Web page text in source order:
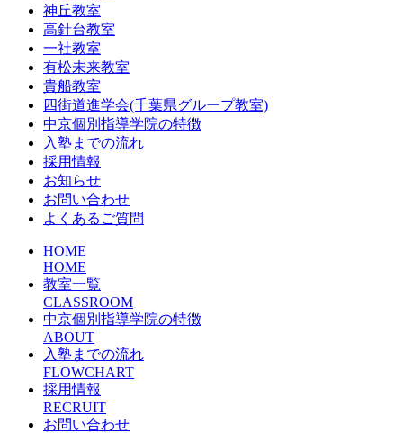
神丘教室
高針台教室
一社教室
有松未来教室
貴船教室
四街道進学会(千葉県グループ教室)
中京個別指導学院の特徴
入塾までの流れ
採用情報
お知らせ
お問い合わせ
よくあるご質問
HOME
HOME
教室一覧
CLASSROOM
中京個別指導学院の特徴
ABOUT
入塾までの流れ
FLOWCHART
採用情報
RECRUIT
お問い合わせ